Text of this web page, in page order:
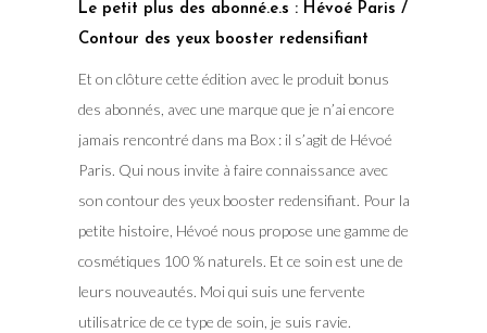
Le petit plus des abonné.e.s : Hévoé Paris /
Contour des yeux booster redensifiant
Et on clôture cette édition avec le produit bonus
des abonnés, avec une marque que je n’ai encore
jamais rencontré dans ma Box : il s’agit de Hévoé
Paris. Qui nous invite à faire connaissance avec
son contour des yeux booster redensifiant. Pour la
petite histoire, Hévoé nous propose une gamme de
cosmétiques 100 % naturels. Et ce soin est une de
leurs nouveautés. Moi qui suis une fervente
utilisatrice de ce type de soin, je suis ravie.